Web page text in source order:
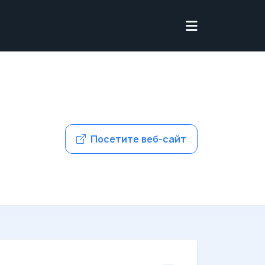
Посетите веб-сайт